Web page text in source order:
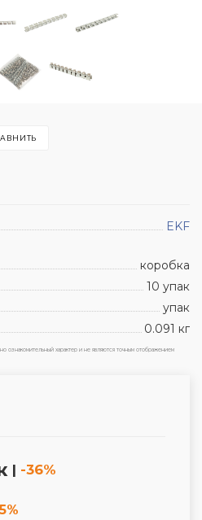
EKF
коробка
10 упак
упак
0.091 кг
ознакомительный характер и не являются точным отображением
| -36%